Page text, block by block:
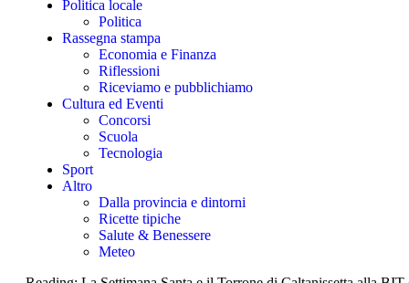
Politica locale
Politica
Rassegna stampa
Economia e Finanza
Riflessioni
Riceviamo e pubblichiamo
Cultura ed Eventi
Concorsi
Scuola
Tecnologia
Sport
Altro
Dalla provincia e dintorni
Ricette tipiche
Salute & Benessere
Meteo